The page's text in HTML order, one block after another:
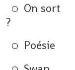
On sort
?
Poésie